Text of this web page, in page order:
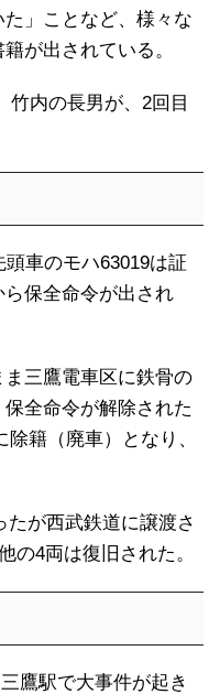
」ことなど、様々な
が出されている。
竹内の長男が、2回目
車のモハ63019は証
保全命令が出され
三鷹電車区に鉄骨の
全命令が解除された
籍（廃車）となり、
たが西武鉄道に譲渡さ
の4両は復旧された。
鷹駅で大事件が起き